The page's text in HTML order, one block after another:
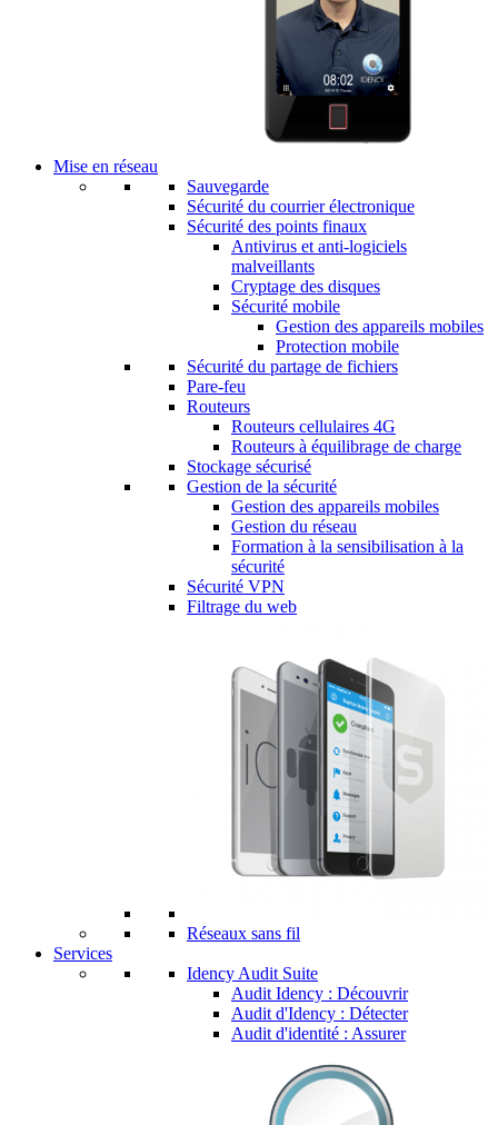
Mise en réseau
Sauvegarde
Sécurité du courrier électronique
Sécurité des points finaux
Antivirus et anti-logiciels
malveillants
Cryptage des disques
Sécurité mobile
Gestion des appareils mobiles
Protection mobile
Sécurité du partage de fichiers
Pare-feu
Routeurs
Routeurs cellulaires 4G
Routeurs à équilibrage de charge
Stockage sécurisé
Gestion de la sécurité
Gestion des appareils mobiles
Gestion du réseau
Formation à la sensibilisation à la
sécurité
Sécurité VPN
Filtrage du web
Réseaux sans fil
Services
Idency Audit Suite
Audit Idency : Découvrir
Audit d'Idency : Détecter
Audit d'identité : Assurer